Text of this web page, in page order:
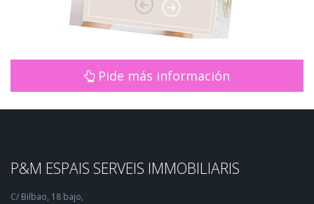
Pide más información
P&M ESPAIS SERVEIS IMMOBILIARIS
C/ Bilbao, 18 bajo,